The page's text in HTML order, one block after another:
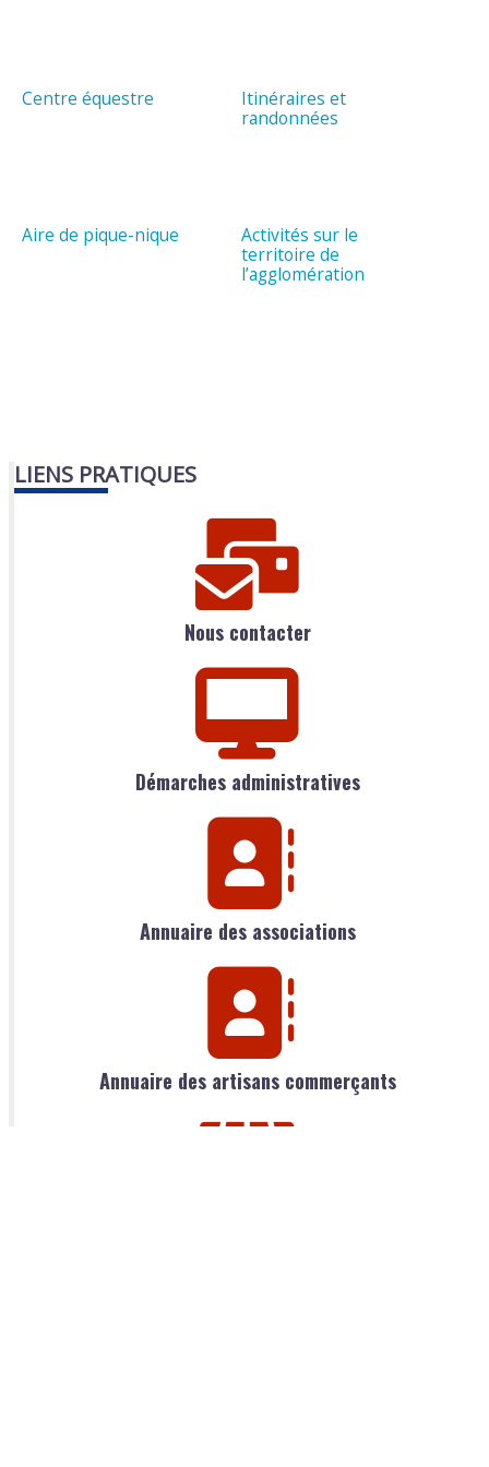
Centre équestre
Itinéraires et
randonnées
Aire de pique-nique
Activités sur le
territoire de
l’agglomération
LIENS PRATIQUES
Nous contacter
Démarches administratives
Annuaire des associations
Annuaire des artisans commerçants